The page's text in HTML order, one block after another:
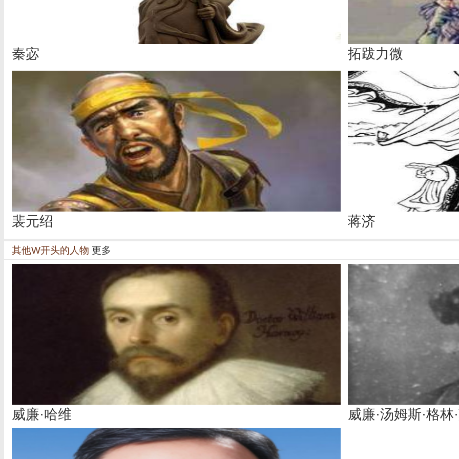
秦宓 拓跋力微
裴元绍 蒋济
其他W开头的人物 更多
威廉·哈维 威廉·汤姆斯·格林